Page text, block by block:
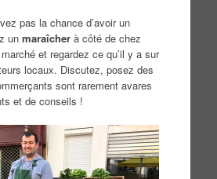
pas la chance d’avoir un
un maraîcher à côté de chez
et regardez ce qu’il y a sur
locaux. Discutez, posez des
sont rarement avares
et de conseils !